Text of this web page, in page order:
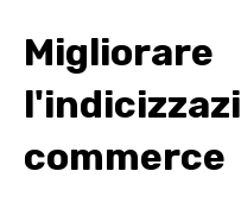
Migliorare
commerce